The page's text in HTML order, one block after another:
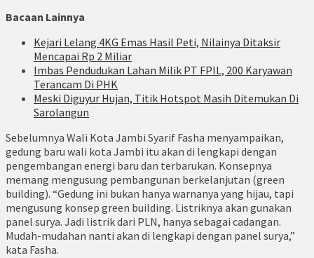
Bacaan Lainnya
Kejari Lelang 4KG Emas Hasil Peti, Nilainya Ditaksir
Mencapai Rp 2 Miliar
Imbas Pendudukan Lahan Milik PT FPIL, 200 Karyawan
Terancam Di PHK
Meski Diguyur Hujan, Titik Hotspot Masih Ditemukan Di
Sarolangun
Sebelumnya Wali Kota Jambi Syarif Fasha menyampaikan,
gedung baru wali kota Jambi itu akan di lengkapi dengan
pengembangan energi baru dan terbarukan. Konsepnya
memang mengusung pembangunan berkelanjutan (green
building). “Gedung ini bukan hanya warnanya yang hijau, tapi
mengusung konsep green building. Listriknya akan gunakan
panel surya. Jadi listrik dari PLN, hanya sebagai cadangan.
Mudah-mudahan nanti akan di lengkapi dengan panel surya,”
kata Fasha.